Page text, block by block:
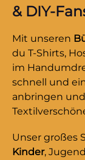
& DIY-
Mit unseren
du T-Shirts,
im
schnell und
anbringen
Unser großes
Kinder,